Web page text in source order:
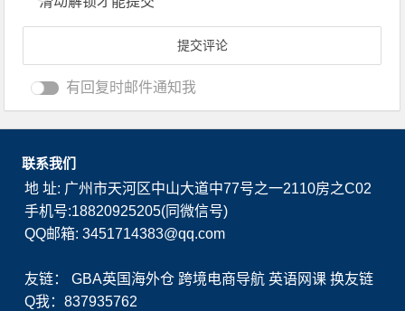
有回复时邮件通知我
联系我们
地 址: 广州市天河区中山大道中77号之一2110房之C02
手机号:18820925205(同微信号)
QQ邮箱: 3451714383@qq.com
友链：GBA英国海外仓 跨境电商导航 英语网课 换友链
Q我：837935762